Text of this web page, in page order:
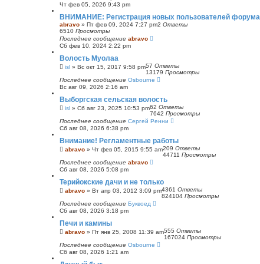
Чт фев 05, 2026 9:43 pm
ВНИМАНИЕ: Регистрация новых пользователей форума
abravo » Пт фев 09, 2024 7:27 pm2 Ответы
6510 Просмотры
Последнее сообщение abravo
Сб фев 10, 2024 2:22 pm
Волость Муолаа
isl » Вс окт 15, 2017 9:58 pm57 Ответы
13179 Просмотры
Последнее сообщение Osbourne
Вс авг 09, 2026 2:16 am
Выборгская сельская волость
isl » Сб авг 23, 2025 10:53 pm62 Ответы
7642 Просмотры
Последнее сообщение Сергей Ренни
Сб авг 08, 2026 6:38 pm
Внимание! Регламентные работы
abravo » Чт фев 05, 2015 9:55 am209 Ответы
44711 Просмотры
Последнее сообщение abravo
Сб авг 08, 2026 5:08 pm
Терийокские дачи и не только
abravo » Вт апр 03, 2012 3:09 pm4361 Ответы
824104 Просмотры
Последнее сообщение Буквоед
Сб авг 08, 2026 3:18 pm
Печи и камины
abravo » Пт янв 25, 2008 11:39 am555 Ответы
167024 Просмотры
Последнее сообщение Osbourne
Сб авг 08, 2026 1:21 am